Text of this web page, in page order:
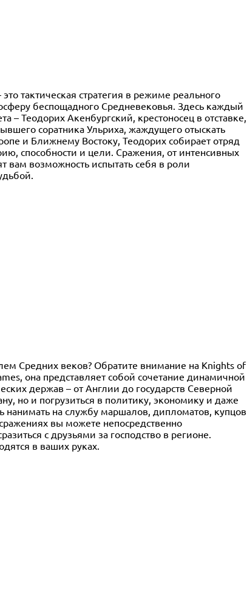
тактическая стратегия в режиме реального
беспощадного Средневековья. Здесь каждый
– Теодорих Акенбургский, крестоносец в отставке,
соратника Ульриха, жаждущего отыскать
и Ближнему Востоку, Теодорих собирает отряд
способности и цели. Сражения, от интенсивных
возможность испытать себя в роли
Средних веков? Обратите внимание на Knights of
она представляет собой сочетание динамичной
держав – от Англии до государств Северной
но и погрузиться в политику, экономику и даже
нанимать на службу маршалов, дипломатов, купцов
вы можете непосредственно
с друзьями за господство в регионе.
в ваших руках.